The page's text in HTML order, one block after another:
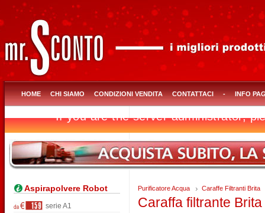
HOME CHI SIAMO CONDIZIONI VENDITA CONTATTACI - INFO
Aspirapolvere Robot
serie A1
Purificatore Acqua Caraffe Filtranti Brita
Caraffa filtrante